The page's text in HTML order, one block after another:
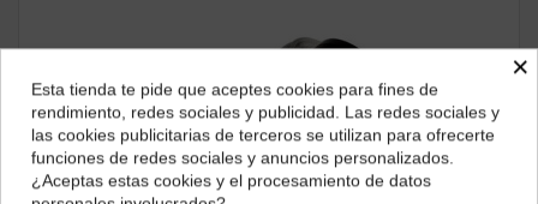
¿Dónde deseas recibir tu pedido?
Selecciona tu ubicación para mostrarte los precios e
impuestos correctos para tu región.
×
Esta tienda te pide que aceptes cookies para fines de
rendimiento, redes sociales y publicidad. Las redes sociales y
las cookies publicitarias de terceros se utilizan para ofrecerte
funciones de redes sociales y anuncios personalizados.
¿Aceptas estas cookies y el procesamiento de datos